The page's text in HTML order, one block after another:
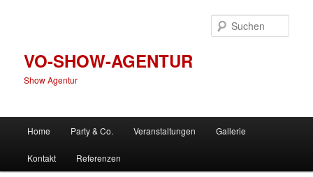
VO-SHOW-AGENTUR
Show Agentur
Home Party & Co. Veranstaltungen Gallerie
Kontakt Referenzen